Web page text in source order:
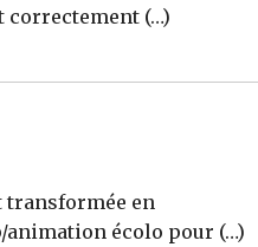
correctement (…)
transformée en
animation écolo pour (…)